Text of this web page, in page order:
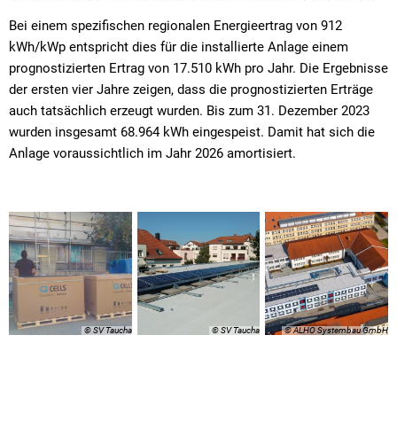
Bei einem spezifischen regionalen Energieertrag von 912
kWh/kWp entspricht dies für die installierte Anlage einem
prognostizierten Ertrag von 17.510 kWh pro Jahr. Die Ergebnisse
der ersten vier Jahre zeigen, dass die prognostizierten Erträge
auch tatsächlich erzeugt wurden. Bis zum 31. Dezember 2023
wurden insgesamt 68.964 kWh eingespeist. Damit hat sich die
Anlage voraussichtlich im Jahr 2026 amortisiert.
© SV Taucha © SV Taucha © ALHO Systembau GmbH